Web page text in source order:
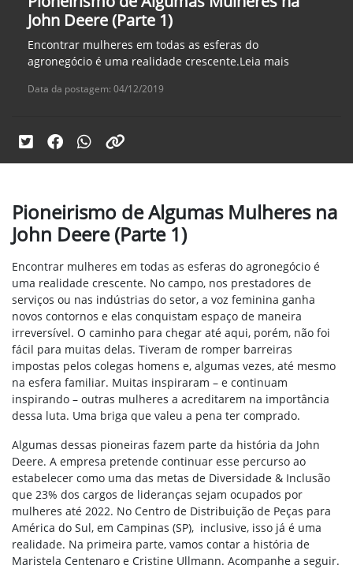
John Deere (Parte 1)
Encontrar mulheres em todas as esferas do
agronegócio é uma realidade crescente.Leia mais
Data da postagem: 04/12/2019
Pioneirismo de Algumas Mulheres na
John Deere (Parte 1)
Encontrar mulheres em todas as esferas do agronegócio é
uma realidade crescente. No campo, nos prestadores de
serviços ou nas indústrias do setor, a voz feminina ganha
novos contornos e elas conquistam espaço de maneira
irreversível. O caminho para chegar até aqui, porém, não foi
fácil para muitas delas. Tiveram de romper barreiras
impostas pelos colegas homens e, algumas vezes, até mesmo
na esfera familiar. Muitas inspiraram – e continuam
inspirando – outras mulheres a acreditarem na importância
dessa luta. Uma briga que valeu a pena ter comprado.
Algumas dessas pioneiras fazem parte da história da John
Deere. A empresa pretende continuar esse percurso ao
estabelecer como uma das metas de Diversidade & Inclusão
que 23% dos cargos de lideranças sejam ocupados por
mulheres até 2022. No Centro de Distribuição de Peças para
América do Sul, em Campinas (SP), inclusive, isso já é uma
realidade. Na primeira parte, vamos contar a história de
Maristela Centenaro e Cristine Ullmann. Acompanhe a seguir.